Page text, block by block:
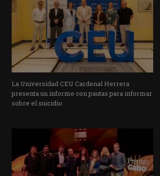
La Universidad CEU Cardenal Herrera
presenta un informe con pautas para informar
sobre el suicidio